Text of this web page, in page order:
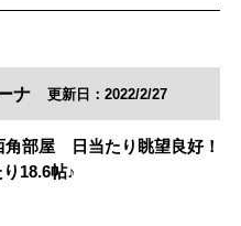
ナ 更新日：2022/2/27
角部屋 日当たり眺望良好！
18.6帖♪